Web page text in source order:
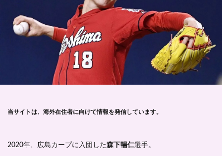
当サイトは、海外在住者に向けて情報を発信しています。
2020年、広島カープに入団した森下暢仁選手。